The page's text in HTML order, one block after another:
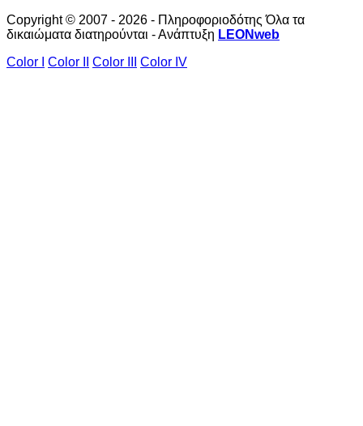
Copyright © 2007 - 2026 - Πληροφοριοδότης Όλα τα
δικαιώματα διατηρούνται - Ανάπτυξη LEONweb
Color I
Color II Color III Color IV